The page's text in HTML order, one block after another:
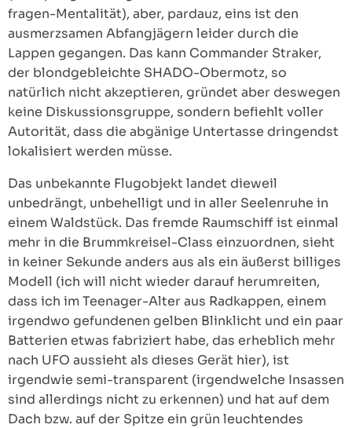
fragen-Mentalität), aber, pardauz, eins ist den
ausmerzsamen Abfangjägern leider durch die
Lappen gegangen. Das kann Commander Straker,
der blondgebleichte SHADO-Obermotz, so
natürlich nicht akzeptieren, gründet aber deswegen
keine Diskussionsgruppe, sondern befiehlt voller
Autorität, dass die abgänige Untertasse dringendst
lokalisiert werden müsse.
Das unbekannte Flugobjekt landet dieweil
unbedrängt, unbehelligt und in aller Seelenruhe in
einem Waldstück. Das fremde Raumschiff ist einmal
mehr in die Brummkreisel-Class einzuordnen, sieht
in keiner Sekunde anders aus als ein äußerst billiges
Modell (ich will nicht wieder darauf herumreiten,
dass ich im Teenager-Alter aus Radkappen, einem
irgendwo gefundenen gelben Blinklicht und ein paar
Batterien etwas fabriziert habe, das erheblich mehr
nach UFO aussieht als dieses Gerät hier), ist
irgendwie semi-transparent (irgendwelche Insassen
sind allerdings nicht zu erkennen) und hat auf dem
Dach bzw. auf der Spitze ein grün leuchtendes